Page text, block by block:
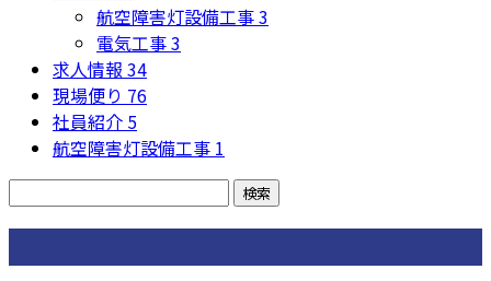
航空障害灯設備工事3
電気工事3
求人情報 34
現場便り 76
社員紹介 5
航空障害灯設備工事 1